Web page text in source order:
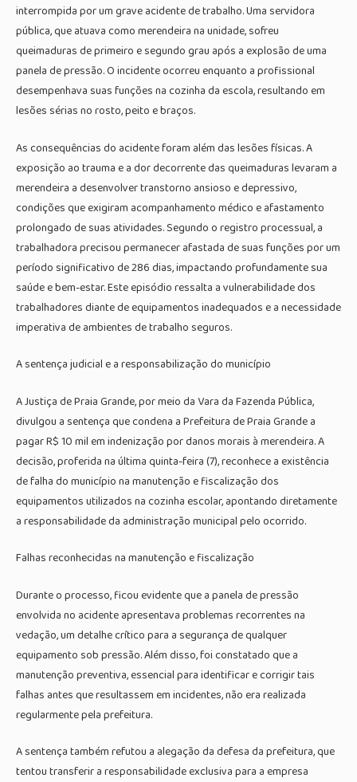
interrompida por um grave acidente de trabalho. Uma servidora
pública, que atuava como merendeira na unidade, sofreu
queimaduras de primeiro e segundo grau após a explosão de uma
panela de pressão. O incidente ocorreu enquanto a profissional
desempenhava suas funções na cozinha da escola, resultando em
lesões sérias no rosto, peito e braços.
As consequências do acidente foram além das lesões físicas. A
exposição ao trauma e a dor decorrente das queimaduras levaram a
merendeira a desenvolver transtorno ansioso e depressivo,
condições que exigiram acompanhamento médico e afastamento
prolongado de suas atividades. Segundo o registro processual, a
trabalhadora precisou permanecer afastada de suas funções por um
período significativo de 286 dias, impactando profundamente sua
saúde e bem-estar. Este episódio ressalta a vulnerabilidade dos
trabalhadores diante de equipamentos inadequados e a necessidade
imperativa de ambientes de trabalho seguros.
A sentença judicial e a responsabilização do município
A Justiça de Praia Grande, por meio da Vara da Fazenda Pública,
divulgou a sentença que condena a Prefeitura de Praia Grande a
pagar R$ 10 mil em indenização por danos morais à merendeira. A
decisão, proferida na última quinta-feira (7), reconhece a existência
de falha do município na manutenção e fiscalização dos
equipamentos utilizados na cozinha escolar, apontando diretamente
a responsabilidade da administração municipal pelo ocorrido.
Falhas reconhecidas na manutenção e fiscalização
Durante o processo, ficou evidente que a panela de pressão
envolvida no acidente apresentava problemas recorrentes na
vedação, um detalhe crítico para a segurança de qualquer
equipamento sob pressão. Além disso, foi constatado que a
manutenção preventiva, essencial para identificar e corrigir tais
falhas antes que resultassem em incidentes, não era realizada
regularmente pela prefeitura.
A sentença também refutou a alegação da defesa da prefeitura, que
tentou transferir a responsabilidade exclusiva para a empresa